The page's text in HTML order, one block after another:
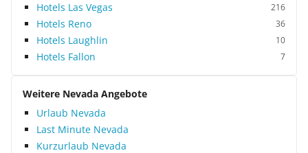
Hotels Las Vegas 216
Hotels Reno 36
Hotels Laughlin 10
Hotels Fallon 7
Weitere Nevada Angebote
Urlaub Nevada
Last Minute Nevada
Kurzurlaub Nevada